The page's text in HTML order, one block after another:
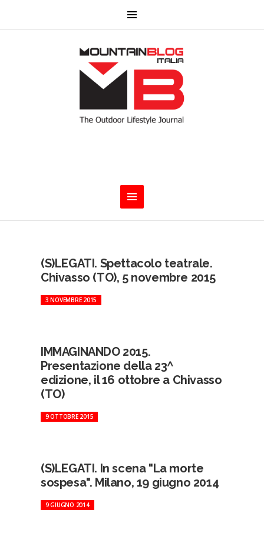
(S)LEGATI. Spettacolo teatrale.
Chivasso (TO), 5 novembre 2015
3 NOVEMBRE 2015
IMMAGINANDO 2015.
Presentazione della 23^
edizione, il 16 ottobre a Chivasso
(TO)
9 OTTOBRE 2015
(S)LEGATI. In scena "La morte
sospesa". Milano, 19 giugno 2014
9 GIUGNO 2014